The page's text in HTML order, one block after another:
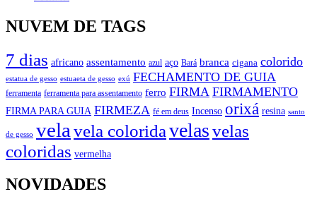
NUVEM DE TAGS
7 dias africano assentamento azul aço Bará branca cigana colorido
estatua de gesso estuaeta de gesso exú FECHAMENTO DE GUIA
ferramenta ferramenta para assentamento ferro FIRMA FIRMAMENTO
FIRMA PARA GUIA FIRMEZA fé em deus Incenso orixá resina santo
de gesso vela vela coloridavelasvelas
coloridas vermelha
NOVIDADES